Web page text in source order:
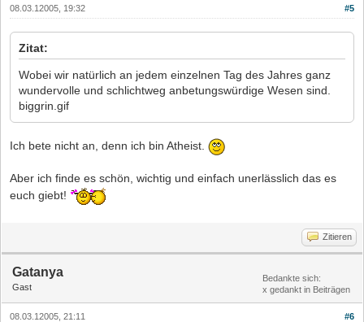
#5
08.03.12005, 19:32
Zitat:
Wobei wir natürlich an jedem einzelnen Tag des Jahres ganz
wundervolle und schlichtweg anbetungswürdige Wesen sind.
biggrin.gif
Ich bete nicht an, denn ich bin Atheist.
Aber ich finde es schön, wichtig und einfach unerlässlich das es
euch giebt!
Zitieren
Gatanya
Gast
Bedankte sich:
x gedankt in Beiträgen
#6
08.03.12005, 21:11